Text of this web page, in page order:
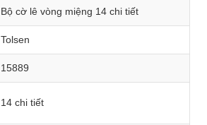
Bộ cờ lê vòng miệng 14 chi tiết
Tolsen
15889
14 chi tiết